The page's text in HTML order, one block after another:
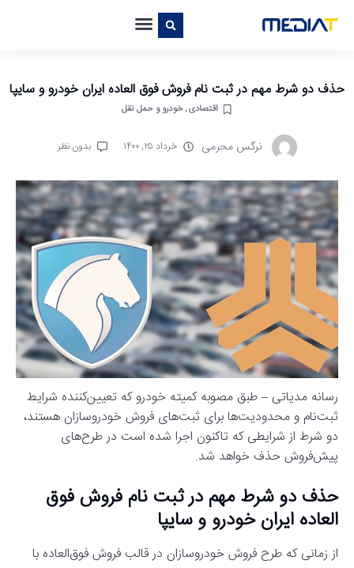
حذف دو شرط مهم در ثبت نام فروش فوق العاده ایران خودرو و سایپا
اقتصادی,خودرو و حمل نقل
نرگس محرمی خرداد ۲۵, ۱۴۰۰ بدون نظر
رسانه مدیاتی – طبق مصوبه کمیته خودرو که تعیین‌کننده شرایط
ثبت‌نام و محدودیت‌ها برای ثبت‌های فروش خودروسازان هستند،
دو شرط از شرایطی که تاکنون اجرا شده است در طرح‌های
پیش‌فروش حذف خواهد شد.
حذف دو شرط مهم در ثبت نام فروش فوق
العاده ایران خودرو و سایپا
از زمانی که طرح فروش خودروسازان در قالب فروش فوق‌العاده با